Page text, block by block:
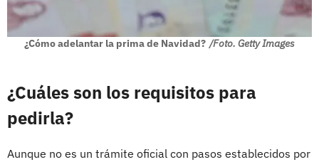
¿Cómo adelantar la prima de Navidad? /Foto. Getty Images
¿Cuáles son los requisitos para
pedirla?
Aunque no es un trámite oficial con pasos establecidos por